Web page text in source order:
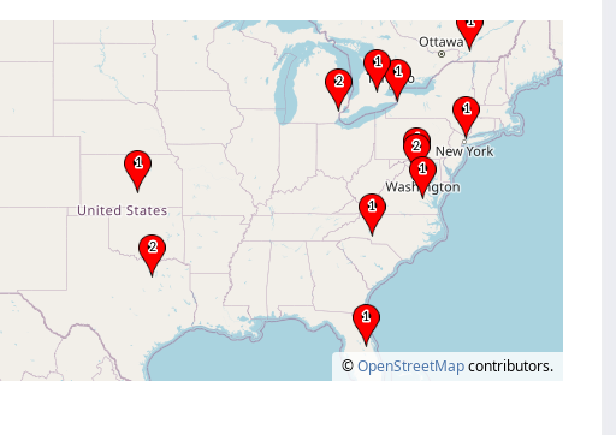
©OpenStreetMapcontributors.